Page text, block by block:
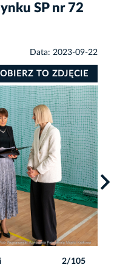
SP nr 72
Data: 2023-09-22
TO ZDJĘCIE
2/105